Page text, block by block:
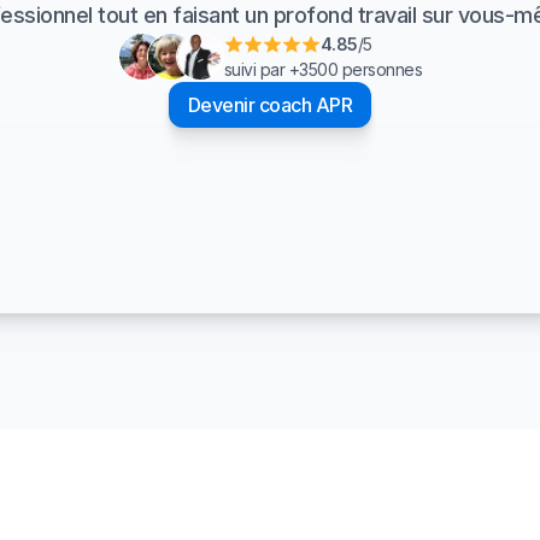
tout en faisant un profond travail sur vous-
4.85/5
suivi par +3500 personnes
Devenir coach APR